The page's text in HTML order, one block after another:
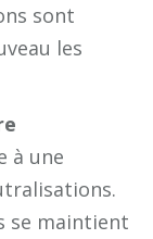
sont
les
à une
se maintient